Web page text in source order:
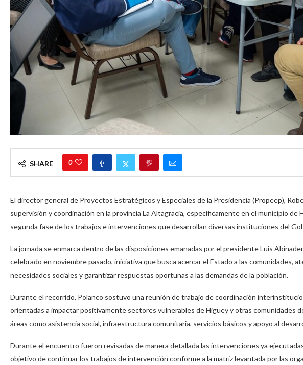
SHARE 0
El director general de Proyectos Estratégicos y Especiales de la Presidencia (Propeep),
supervisión y coordinación en la provincia La Altagracia, específicamente en el municipio de
segunda fase de los trabajos e intervenciones que desarrollan diversas instituciones del
La jornada se enmarca dentro de las disposiciones emanadas por el presidente Luis
celebrado en noviembre pasado, iniciativa que busca acercar el Estado a las comunidades,
necesidades sociales y garantizar respuestas oportunas a las demandas de la población.
Durante el recorrido, Polanco sostuvo una reunión de trabajo de coordinación
orientadas a impactar positivamente sectores vulnerables de Higüey y otras comunidades
áreas como asistencia social, infraestructura comunitaria, servicios básicos y apoyo al
Durante el encuentro fueron revisadas de manera detallada las intervenciones ya
objetivo de continuar los trabajos de intervención conforme a la matriz levantada por las